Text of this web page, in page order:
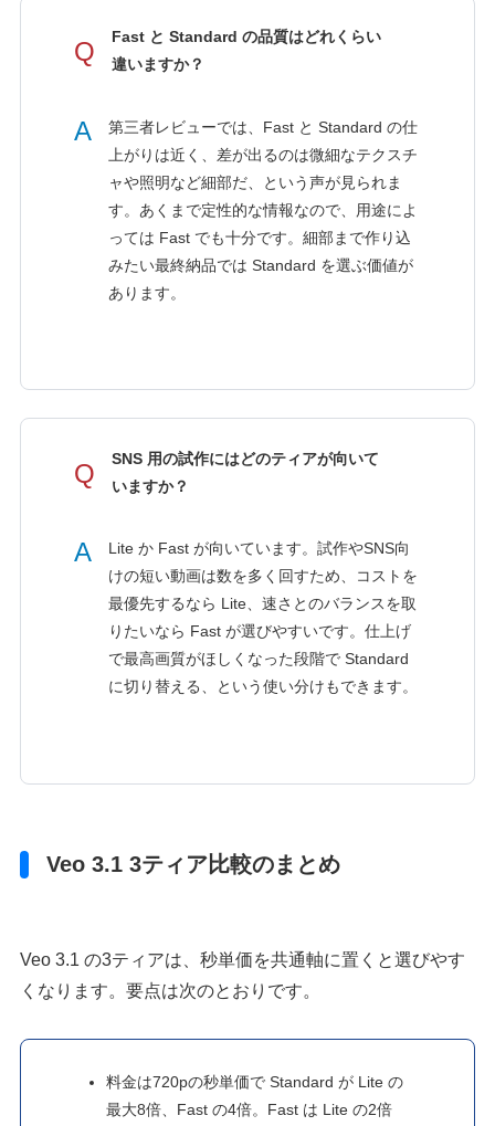
Q
Fast と Standard の品質はどれくらい
違いますか？
A
第三者レビューでは、Fast と Standard の仕
上がりは近く、差が出るのは微細なテクスチ
ャや照明など細部だ、という声が見られま
す。あくまで定性的な情報なので、用途によ
っては Fast でも十分です。細部まで作り込
みたい最終納品では Standard を選ぶ価値が
あります。
Q
SNS 用の試作にはどのティアが向いて
いますか？
A
Lite か Fast が向いています。試作やSNS向
けの短い動画は数を多く回すため、コストを
最優先するなら Lite、速さとのバランスを取
りたいなら Fast が選びやすいです。仕上げ
で最高画質がほしくなった段階で Standard
に切り替える、という使い分けもできます。
Veo 3.1 3ティア比較のまとめ
Veo 3.1 の3ティアは、秒単価を共通軸に置くと選びやす
くなります。要点は次のとおりです。
料金は720pの秒単価で Standard が Lite の
最大8倍、Fast の4倍。Fast は Lite の2倍